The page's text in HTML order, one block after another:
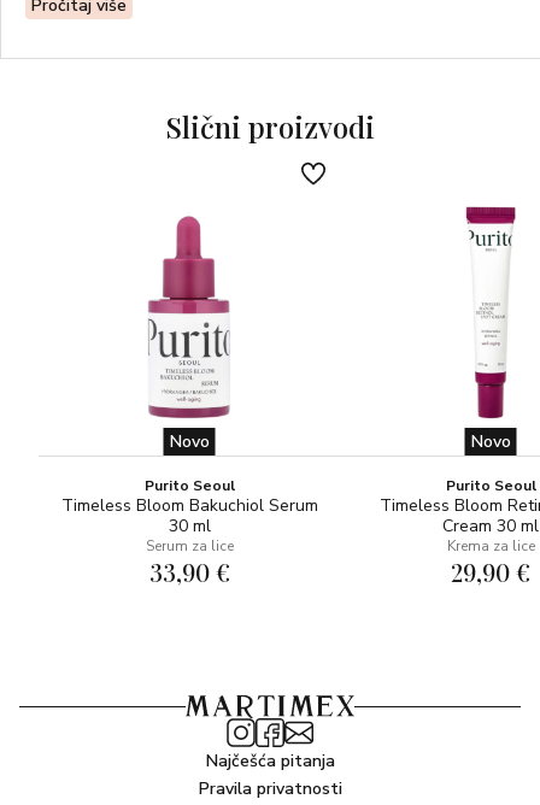
Pročitaj više
Slični proizvodi
Novo
Purito Seoul
Timeless Bloom Bakuchiol Serum
30 ml
Serum za lice
33,90 €
Novo
Purito Seoul
Timeless Bloom
Cream 30 ml
Krema za lice
29,90 €
Najčešća pitanja
Pravila privatnosti